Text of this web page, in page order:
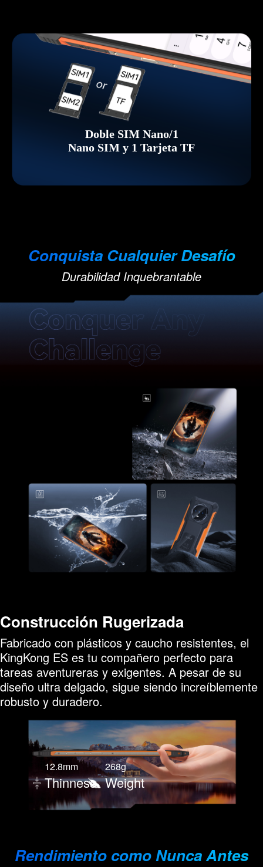
Doble SIM Nano/1
Nano SIM y 1 Tarjeta TF
Conquista Cualquier Desafío
Durabilidad Inquebrantable
Construcción Rugerizada
Fabricado con plásticos y caucho resistentes, el
KingKong ES es tu compañero perfecto para
tareas aventureras y exigentes. A pesar de su
diseño ultra delgado, sigue siendo increíblemente
robusto y duradero.
12.8mm
Thinness
268g
Weight
Rendimiento como Nunca Antes